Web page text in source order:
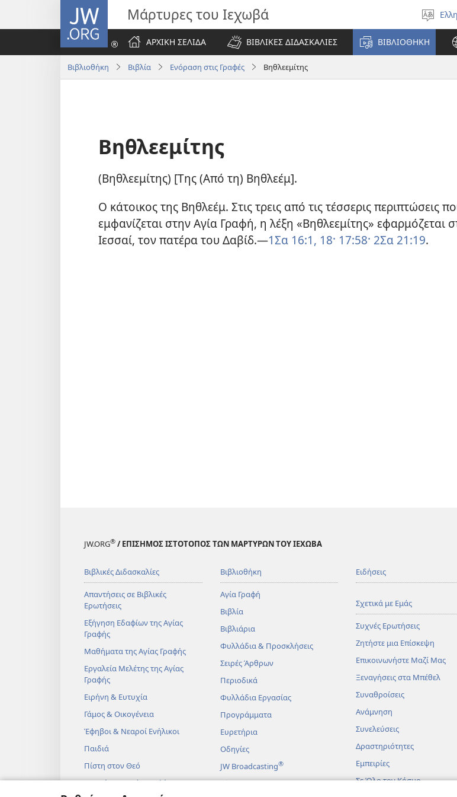
JW.ORG Μάρτυρες του Ιεχωβά
ΑΡΧΙΚΗ ΣΕΛΙΔΑ
ΒΙΒΛΙΚΕΣ ΔΙΔΑΣΚΑΛΙΕΣ ΒΙΒΛΙΟΘΗΚΗ
Βιβλιοθήκη Βιβλία Ενόραση στις Γραφές Βηθλεεμίτης
Βηθλεεμίτης
(Βηθλεεμίτης) [Της (Από τη) Βηθλεέμ].
Ο κάτοικος της Βηθλεέμ. Στις τρεις από τις τέσσερις περιπτώσεις
εμφανίζεται στην Αγία Γραφή, η λέξη «Βηθλεεμίτης» εφαρμόζεται
Ιεσσαί, τον πατέρα του Δαβίδ.—1Σα 16:1, 18· 17:58· 2Σα 21:19.
JW.ORG® / ΕΠΙΣΗΜΟΣ ΙΣΤΟΤΟΠΟΣ ΤΩΝ ΜΑΡΤΥΡΩΝ ΤΟΥ ΙΕΧΩΒΑ
Βιβλικές Διδασκαλίες
Απαντήσεις σε Βιβλικές
Ερωτήσεις
Εξήγηση Εδαφίων της Αγίας
Γραφής
Μαθήματα της Αγίας Γραφής
Εργαλεία Μελέτης της Αγίας
Γραφής
Ειρήνη & Ευτυχία
Γάμος & Οικογένεια
Έφηβοι & Νεαροί Ενήλικοι
Παιδιά
Πίστη στον Θεό
Επιστήμη & Αγία Γραφή
Βιβλιοθήκη
Αγία Γραφή
Βιβλία
Βιβλιάρια
Φυλλάδια & Προσκλήσεις
Σειρές Άρθρων
Περιοδικά
Φυλλάδια Εργασίας
Προγράμματα
Ευρετήρια
Οδηγίες
JW Broadcasting®
Βίντεο
Ειδήσεις
Σχετικά με Εμάς
Συχνές Ερωτήσεις
Ζητήστε μια Επίσκεψη
Επικοινωνήστε Μαζί Μας
Ξεναγήσεις στα Μπέθελ
Συναθροίσεις
Ανάμνηση
Συνελεύσεις
Δραστηριότητες
Εμπειρίες
Σε Όλο τον Κόσμο